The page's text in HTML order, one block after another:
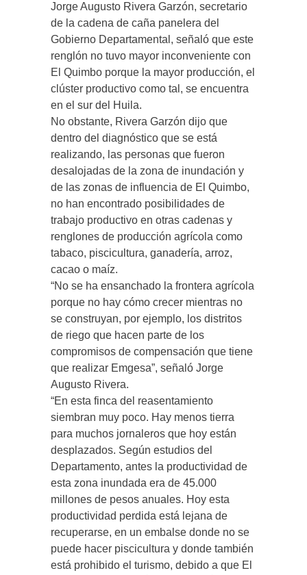
Jorge Augusto Rivera Garzón, secretario
de la cadena de caña panelera del
Gobierno Departamental, señaló que este
renglón no tuvo mayor inconveniente con
El Quimbo porque la mayor producción, el
clúster productivo como tal, se encuentra
en el sur del Huila.
No obstante, Rivera Garzón dijo que
dentro del diagnóstico que se está
realizando, las personas que fueron
desalojadas de la zona de inundación y
de las zonas de influencia de El Quimbo,
no han encontrado posibilidades de
trabajo productivo en otras cadenas y
renglones de producción agrícola como
tabaco, piscicultura, ganadería, arroz,
cacao o maíz.
“No se ha ensanchado la frontera agrícola
porque no hay cómo crecer mientras no
se construyan, por ejemplo, los distritos
de riego que hacen parte de los
compromisos de compensación que tiene
que realizar Emgesa”, señaló Jorge
Augusto Rivera.
“En esta finca del reasentamiento
siembran muy poco. Hay menos tierra
para muchos jornaleros que hoy están
desplazados. Según estudios del
Departamento, antes la productividad de
esta zona inundada era de 45.000
millones de pesos anuales. Hoy esta
productividad perdida está lejana de
recuperarse, en un embalse donde no se
puede hacer piscicultura y donde también
está prohibido el turismo, debido a que El